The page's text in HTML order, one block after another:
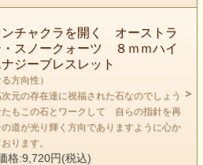
分のやり方・・・
うん」と言えるというような
れているのです。
するといった働きがあります。
込めてそういった要素が強いで
す。
のように白い水晶は
ンチャクラを開く オーストラ
・スノークォーツ ８ｍｍハイ
ジーブレスレット
方向性）
元の存在達に祝福された石なのでしょう
たもこの石とワークして 自らの指針を再
道が光り輝く方向でありますように心か
ります。
格:9,720円(税込)